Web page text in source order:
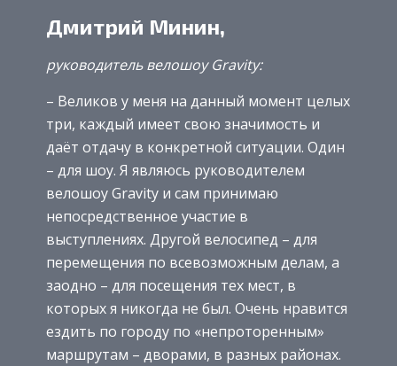
Дмитрий Минин,
руководитель велошоу Gravity:
– Великов у меня на данный момент целых
три, каждый имеет свою значимость и
даёт отдачу в конкретной ситуации. Один
– для шоу. Я являюсь руководителем
велошоу Gravity и сам принимаю
непосредственное участие в
выступлениях. Другой велосипед – для
перемещения по всевозможным делам, а
заодно – для посещения тех мест, в
которых я никогда не был. Очень нравится
ездить по городу по «непроторенным»
маршрутам – дворами, в разных районах.